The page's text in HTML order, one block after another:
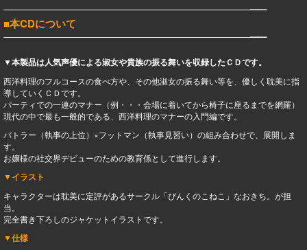
━━━━━━━━━━━━━━━━━━━━━━━━━━━━━━━━
■本CDについて
━━━━━━━━━━━━━━━━━━━━━━━━━━━━━━━━
▼本製品は人気声優による淑女や貴族の振る舞いを収録したＣＤです。
西洋料理のフルコースの食べ方や、その他淑女の振る舞い等を、優しく耽美に指
導していくＣＤです。
パーティでの一連のマナー（例・・・会場に着いてから椅子に座るまでを網羅）
現代の中で最も一般的である、西洋料理のマナーの入門編です。
バトラー（執事の上位）×フットマン（執事見習い）の組み合わせで、展開しま
す。
お嬢様の社交界デビューのための教育係として進行します。
▼イラスト
キャラクターは耽美に定評があるサークル「ぴんくのこねこ」なおきち。が担
当。
完全書き下ろしのジャケットイラストです。
▼仕様